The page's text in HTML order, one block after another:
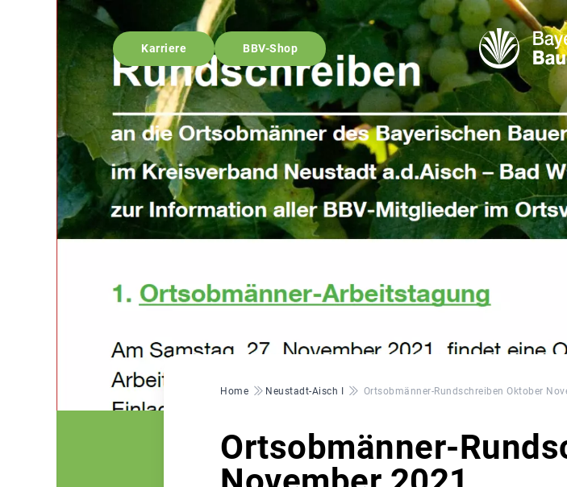
Karriere BBV-Shop
Pfadnavigation
Home Neustadt-Aisch I Ortsobmänner-Rundschreiben Oktober
Ortsobmänner-